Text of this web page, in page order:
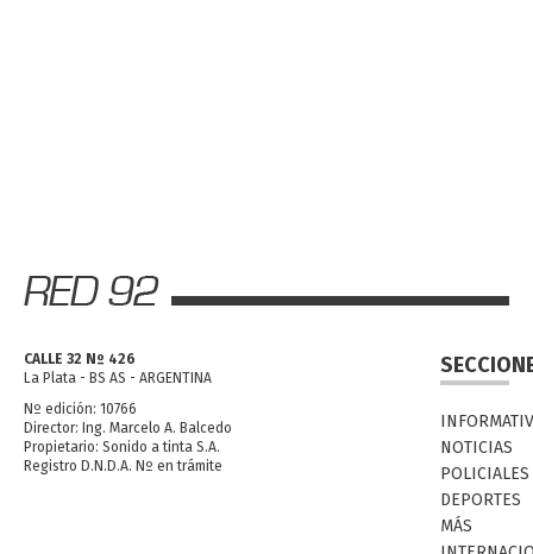
CALLE 32 Nº 426
La Plata - BS AS - ARGENTINA
Nº edición: 10766
Director: Ing. Marcelo A. Balcedo
Propietario: Sonido a tinta S.A.
Registro D.N.D.A. Nº en trámite
NOTICIAS
POLICIALES
DEPORTES
MÁS